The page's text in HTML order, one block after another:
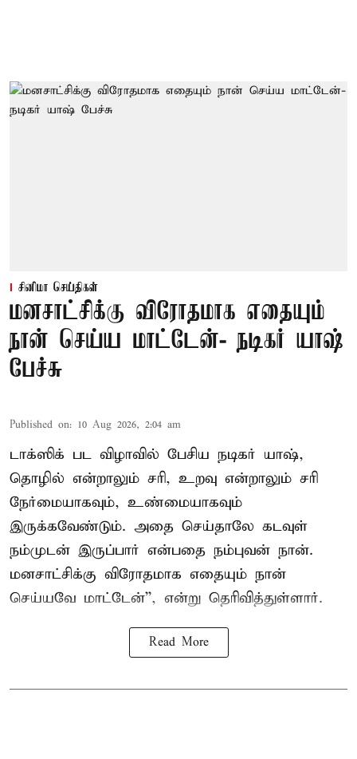
சினிமா செய்திகள்
மனசாட்சிக்கு விரோதமாக எதையும்
நான் செய்ய மாட்டேன்- நடிகர் யாஷ்
பேச்சு
Published on: 10 Aug 2026, 2:04 am
டாக்ஸிக் பட விழாவில் பேசிய நடிகர் யாஷ்,
தொழில் என்றாலும் சரி, உறவு என்றாலும் சரி
நேர்மையாகவும், உண்மையாகவும்
இருக்கவேண்டும். அதை செய்தாலே கடவுள்
நம்முடன் இருப்பார் என்பதை நம்புவன் நான்.
மனசாட்சிக்கு விரோதமாக எதையும் நான்
செய்யவே மாட்டேன்'', என்று தெரிவித்துள்ளார்.
Read More